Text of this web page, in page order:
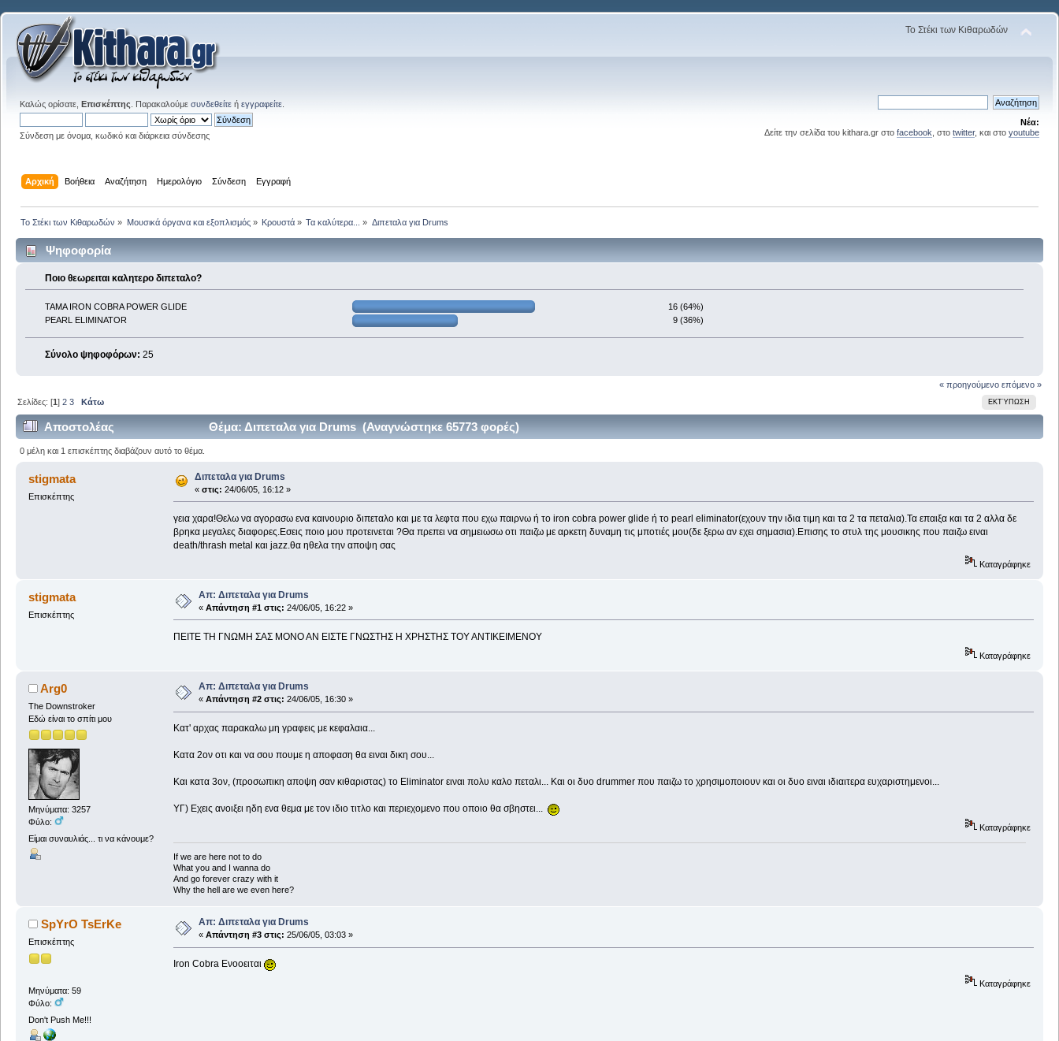
Το Στέκι των Κιθαρωδών
Καλώς ορίσατε, Επισκέπτης . Παρακαλούμε συνδεθείτε ή εγγραφείτε
Σύνδεση με όνομα, κωδικό και διάρκεια σύνδεσης
Νέα:
Δείτε την σελίδα του kithara.gr στο facebook , στο twitter, και στο youtube
Αρχική Βοήθεια Αναζήτηση Ημερολόγιο Σύνδεση Εγγραφή
Το Στέκι των Κιθαρωδών » Μουσικά όργανα και εξοπλισμός» Κρουστά» Τα καλύτερα... » Διπεταλα για Drums
Ψηφοφορία
Ποιο θεωρειται καλητερο διπεταλο?
TAMA IRON COBRA POWER GLIDE
16 (64%)
PEARL ELIMINATOR
9 (36%)
Σύνολο ψηφοφόρων: 25
« προηγούμενο επόμενο »
ΕΚΤΎΠΩΣΗ
Σελίδες: [1]2 3 Κάτω
Αποστολέας Θέμα: Διπεταλα για Drums (Αναγνώστηκε 65773 φορές)
0 μέλη και 1 επισκέπτης διαβάζουν αυτό το θέμα.
stigmata
Επισκέπτης
Διπεταλα για Drums
« στις: 24/06/05, 16:12 »
γεια χαρα!Θελω να αγορασω ενα καινουριο διπεταλο και με τα λεφτα που εχω παιρνω ή το iron cobra power glide ή το pearl eliminator(εχουν την ιδια τιμη και τα 2 τα πεταλια).Τα επαιξα και τα 2 αλλα δε
βρηκα μεγαλες διαφορες.Εσεις ποιο μου προτεινεται ?Θα πρεπει να σημειωσω οτι παιζω με αρκετη δυναμη τις μποτιές μου(δε ξερω αν εχει σημασια).Επισης το στυλ της μουσικης που παιζω ειναι
death/thrash metal και jazz.θα ηθελα την αποψη σας
Καταγράφηκε
stigmata
Επισκέπτης
Απ: Διπεταλα για Drums
« Απάντηση #1 στις: 24/06/05, 16:22 »
ΠΕΙΤΕ ΤΗ ΓΝΩΜΗ ΣΑΣ ΜΟΝΟ ΑΝ ΕΙΣΤΕ ΓΝΩΣΤΗΣ Η ΧΡΗΣΤΗΣ ΤΟΥ ΑΝΤΙΚΕΙΜΕΝΟΥ
Καταγράφηκε
Arg0
The Downstroker
Εδώ είναι το σπίτι μου
Μηνύματα: 3257
Φύλο:
Είμαι συναυλιάς... τι να κάνουμε?
Απ: Διπεταλα για Drums
« Απάντηση #2 στις: 24/06/05, 16:30 »
Κατ' αρχας παρακαλω μη γραφεις με κεφαλαια...
Κατα 2ον οτι και να σου πουμε η αποφαση θα ειναι δικη σου...
Και κατα 3ον, (προσωπικη αποψη σαν κιθαριστας) το Eliminator ειναι πολυ καλο πεταλι... Και οι δυο drummer που παιζω το χρησιμοποιουν και οι δυο ειναι ιδιαιτερα ευχαριστημενοι...
ΥΓ) Εχεις ανοιξει ηδη ενα θεμα με τον ιδιο τιτλο και περιεχομενο που οποιο θα σβηστει...
Καταγράφηκε
If we are here not to do
What you and I wanna do
And go forever crazy with it
Why the hell are we even here?
SpYrO TsErKe
Επισκέπτης
Μηνύματα: 59
Φύλο:
Don't Push Me!!!
Απ: Διπεταλα για Drums
« Απάντηση #3 στις: 25/06/05, 03:03 »
Iron Cobra Ενοοειται
Καταγράφηκε